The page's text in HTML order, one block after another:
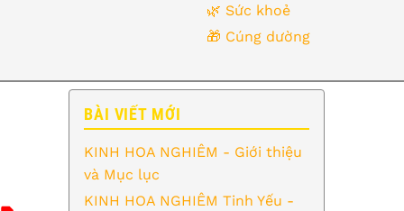
🌿️ Sức khoẻ
🎁️ Cúng dường
BÀI VIẾT MỚI
KINH HOA NGHIÊM - Giới thiệu
và Mục lục
KINH HOA NGHIÊM Tinh Yếu -